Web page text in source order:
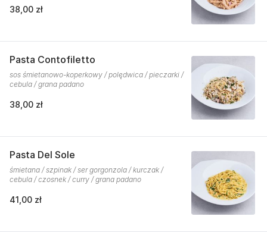
38,00 zł
Pasta Contofiletto
sos śmietanowo-koperkowy / polędwica / pieczarki /
cebula / grana padano
38,00 zł
Pasta Del Sole
śmietana / szpinak / ser gorgonzola / kurczak /
cebula / czosnek / curry / grana padano
41,00 zł